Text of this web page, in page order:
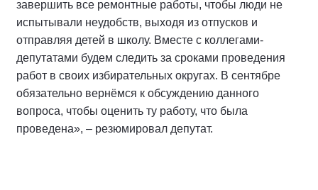
завершить все ремонтные работы, чтобы люди не
испытывали неудобств, выходя из отпусков и
отправляя детей в школу. Вместе с коллегами-
депутатами будем следить за сроками проведения
работ в своих избирательных округах. В сентябре
обязательно вернёмся к обсуждению данного
вопроса, чтобы оценить ту работу, что была
проведена», – резюмировал депутат.